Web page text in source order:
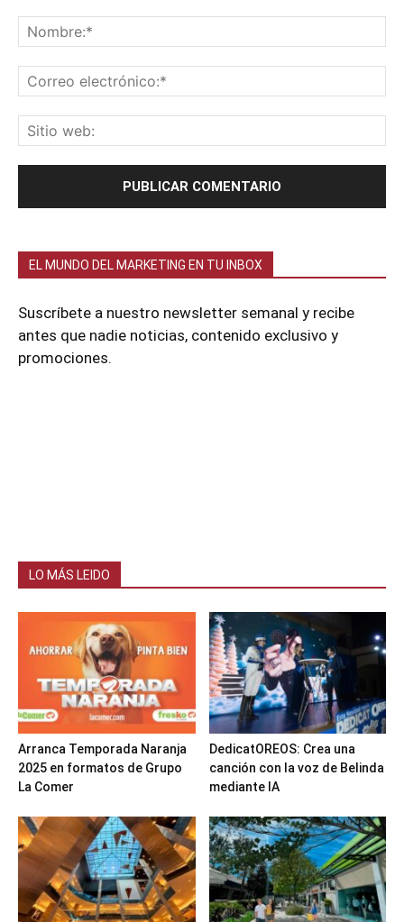
EL MUNDO DEL MARKETING EN TU INBOX
Suscríbete a nuestro newsletter semanal y recibe
antes que nadie noticias, contenido exclusivo y
promociones.
LO MÁS LEIDO
Arranca Temporada Naranja
2025 en formatos de Grupo
La Comer
DedicatOREOS: Crea una
canción con la voz de Belinda
mediante IA